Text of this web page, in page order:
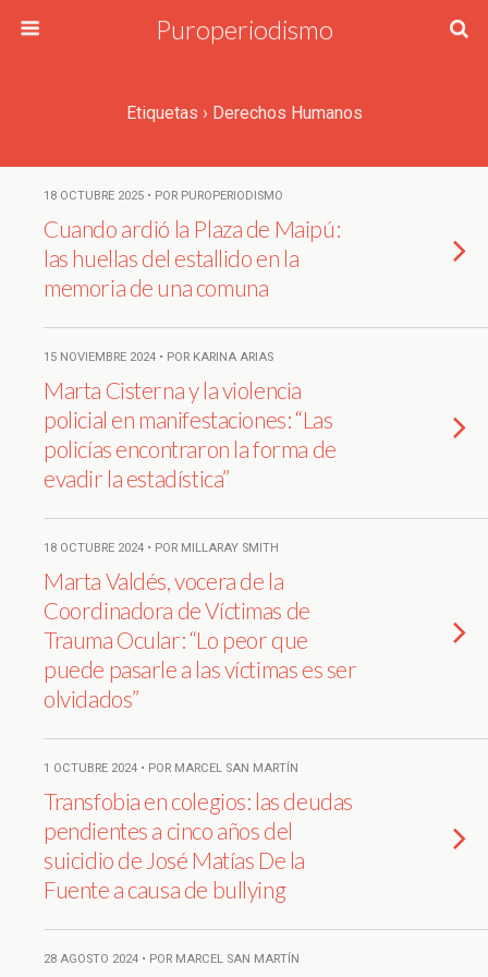
Puroperiodismo
Etiquetas › Derechos Humanos
18 OCTUBRE 2025 • POR PUROPERIODISMO
Cuando ardió la Plaza de Maipú:
las huellas del estallido en la
memoria de una comuna
15 NOVIEMBRE 2024 • POR KARINA ARIAS
Marta Cisterna y la violencia
policial en manifestaciones: “Las
policías encontraron la forma de
evadir la estadística”
18 OCTUBRE 2024 • POR MILLARAY SMITH
Marta Valdés, vocera de la
Coordinadora de Víctimas de
Trauma Ocular: “Lo peor que
puede pasarle a las víctimas es ser
olvidados”
1 OCTUBRE 2024 • POR MARCEL SAN MARTÍN
Transfobia en colegios: las deudas
pendientes a cinco años del
suicidio de José Matías De la
Fuente a causa de bullying
28 AGOSTO 2024 • POR MARCEL SAN MARTÍN